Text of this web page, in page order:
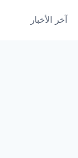
آخر الأخبار